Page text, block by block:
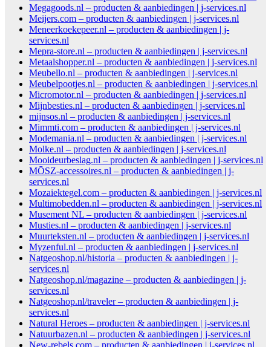
Megagoods.nl – producten & aanbiedingen | j-services.nl
Meijers.com – producten & aanbiedingen | j-services.nl
Meneerkoekepeer.nl – producten & aanbiedingen | j-
services.nl
Mepra-store.nl – producten & aanbiedingen | j-services.nl
Metaalshopper.nl – producten & aanbiedingen | j-services.nl
Meubello.nl – producten & aanbiedingen | j-services.nl
Meubelpootjes.nl – producten & aanbiedingen | j-services.nl
Micromotor.nl – producten & aanbiedingen | j-services.nl
Mijnbesties.nl – producten & aanbiedingen | j-services.nl
mijnsos.nl – producten & aanbiedingen | j-services.nl
Mimmti.com – producten & aanbiedingen | j-services.nl
Modemania.nl – producten & aanbiedingen | j-services.nl
Molke.nl – producten & aanbiedingen | j-services.nl
Mooideurbeslag.nl – producten & aanbiedingen | j-services.nl
MŌSZ-accessoires.nl – producten & aanbiedingen | j-
services.nl
Mozaiektegel.com – producten & aanbiedingen | j-services.nl
Multimobedden.nl – producten & aanbiedingen | j-services.nl
Musement NL – producten & aanbiedingen | j-services.nl
Musties.nl – producten & aanbiedingen | j-services.nl
Muurteksten.nl – producten & aanbiedingen | j-services.nl
Myzenful.nl – producten & aanbiedingen | j-services.nl
Natgeoshop.nl/historia – producten & aanbiedingen | j-
services.nl
Natgeoshop.nl/magazine – producten & aanbiedingen | j-
services.nl
Natgeoshop.nl/traveler – producten & aanbiedingen | j-
services.nl
Natural Heroes – producten & aanbiedingen | j-services.nl
Natuurbazen.nl – producten & aanbiedingen | j-services.nl
New-rebels.com – producten & aanbiedingen | j-services.nl